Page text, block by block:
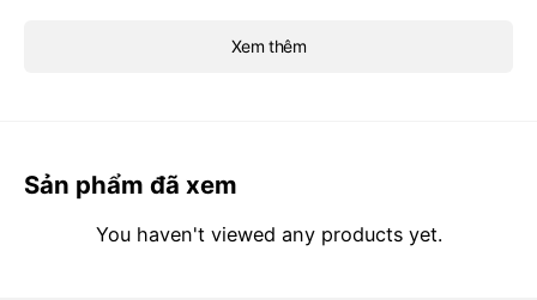
Xem thêm
Sản phẩm đã xem
You haven't viewed any products yet.